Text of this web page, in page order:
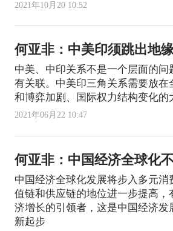
2021年10月20 10:52
何亚非：中美印须跳出地
中美、中印关系不是一个层面的问
有关联。中美印三角关系需要放在
和博弈加剧、国际权力结构变化的
2021年06月22 10:47
何亚非：中国经济全球化
中国经济全球化发展将步入多元消
值链和供应链的地位进一步提高，
济增长的引领者，这是中国经济发
新起步